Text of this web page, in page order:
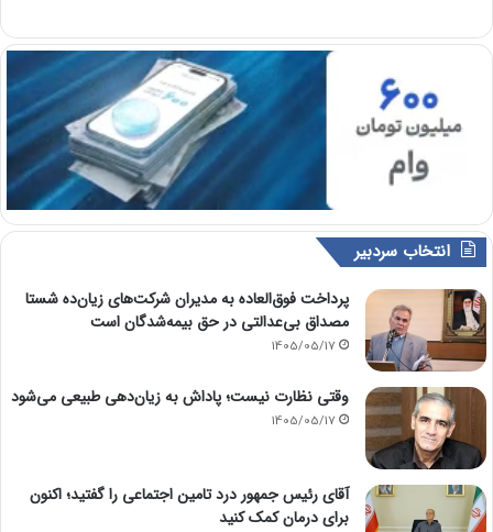
انتخاب سردبیر
پرداخت فوق‌العاده به مدیران شرکت‌های زیان‌ده شستا
مصداق بی‌عدالتی در حق بیمه‌شدگان است
1405/05/17
وقتی نظارت نیست؛ پاداش به زیان‌دهی طبیعی می‌شود
1405/05/17
آقای رئیس جمهور درد تامین اجتماعی را گفتید؛ اکنون
برای درمان کمک کنید